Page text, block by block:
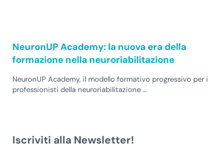
NeuronUP Academy: la nuova era della
formazione nella neuroriabilitazione
NeuronUP Academy, il modello formativo progressivo per i
professionisti della neuroriabilitazione …
Iscriviti alla Newsletter!